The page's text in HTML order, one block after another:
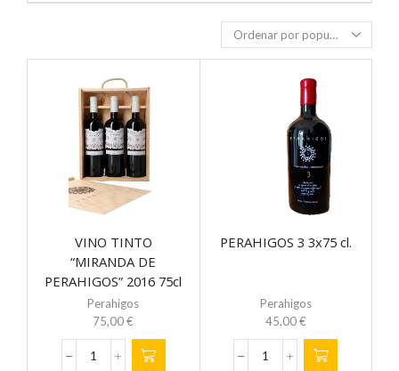
VINO TINTO
“MIRANDA DE
PERAHIGOS” 2016 75cl
x3 caja
Perahigos
75,00€
VINO
PERAHIGOS 3 3x75 cl.
Perahigos
45,00€
PERAHIGOS